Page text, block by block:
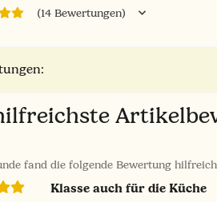
(14 Bewertungen)
fand die folgende Bewertung hilfreich
Klasse auch für die Küche